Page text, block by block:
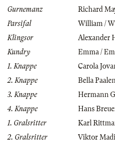
Gurnemanz
Richard
Parsifal
William /
Klingsor
Alexander
Kundry
Emma /
1. Knappe
Carola
2. Knappe
Bella
3. Knappe
Hermann
4. Knappe
Hans
1. Gralsritter
Karl
2. Gralsritter
Viktor